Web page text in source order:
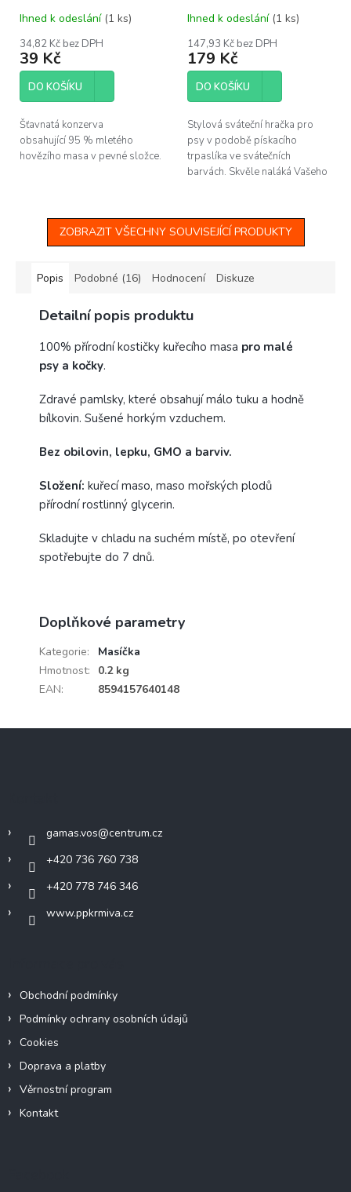
Ihned k odeslání (1 ks)
34,82 Kč bez DPH
39 Kč
DO KOŠÍKU
Šťavnatá konzerva
obsahující 95 % mletého
hovězího masa v pevné složce.
Ihned k odeslání (1 ks)
147,93 Kč bez DPH
179 Kč
DO KOŠÍKU
Stylová sváteční hračka pro
psy v podobě pískacího
trpaslíka ve svátečních
barvách. Skvěle naláká Vašeho
A...
ZOBRAZIT VŠECHNY SOUVISEJÍCÍ PRODUKTY
Popis Podobné (16) Hodnocení Diskuze
Detailní popis produktu
100% přírodní kostičky kuřecího masa pro malé
psy a kočky.
Zdravé pamlsky, které obsahují málo tuku a hodně
bílkovin. Sušené horkým vzduchem.
Bez obilovin, lepku, GMO a barviv.
Složení: kuřecí maso, maso mořských plodů
přírodní rostlinný glycerin.
Skladujte v chladu na suchém místě, po otevření
spotřebujte do 7 dnů.
Doplňkové parametry
Kategorie:
Masíčka
Hmotnost:
0.2 kg
EAN: 8594157640148
gamas.vos@centrum.cz
+420 736 760 738
+420 778 746 346
www.ppkrmiva.cz
Obchodní podmínky
Podmínky ochrany osobních údajů
Cookies
Doprava a platby
Věrnostní program
Kontakt